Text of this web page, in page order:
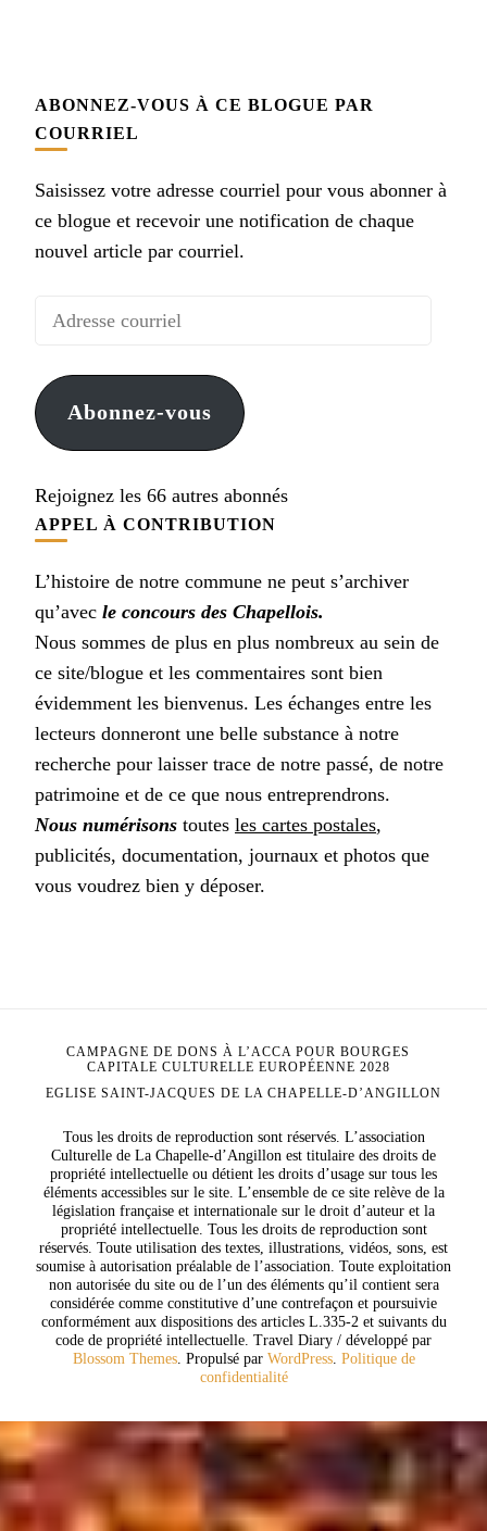
ABONNEZ-VOUS À CE BLOGUE PAR
COURRIEL
Saisissez votre adresse courriel pour vous abonner à
ce blogue et recevoir une notification de chaque
nouvel article par courriel.
Adresse
Abonnez-vous
Rejoignez les 66 autres abonnés
APPEL À CONTRIBUTION
L’histoire de notre commune ne peut s’archiver
qu’avec le concours des Chapellois.
Nous sommes de plus en plus nombreux au sein de
ce site/blogue et les commentaires sont bien
évidemment les bienvenus. Les échanges entre les
lecteurs donneront une belle substance à notre
recherche pour laisser trace de notre passé, de notre
patrimoine et de ce que nous entreprendrons.
Nous numérisons toutes les cartes postales,
publicités, documentation, journaux et photos que
vous voudrez bien y déposer.
Tous les droits de reproduction sont réservés. L’association
Culturelle de La Chapelle-d’Angillon est titulaire des droits de
propriété intellectuelle ou détient les droits d’usage sur tous les
éléments accessibles sur le site. L’ensemble de ce site relève de la
législation française et internationale sur le droit d’auteur et la
propriété intellectuelle. Tous les droits de reproduction sont
réservés. Toute utilisation des textes, illustrations, vidéos, sons, est
soumise à autorisation préalable de l’association. Toute exploitation
non autorisée du site ou de l’un des éléments qu’il contient sera
considérée comme constitutive d’une contrefaçon et poursuivie
conformément aux dispositions des articles L.335-2 et suivants du
code de propriété intellectuelle. Travel Diary / développé par
Blossom Themes. Propulsé par WordPress. Politique de
confidentialité
CAMPAGNE DE DONS À L’ACCA POUR BOURGES
CAPITALE CULTURELLE EUROPÉENNE 2028
EGLISE SAINT-JACQUES DE LA CHAPELLE-D’ANGILLON